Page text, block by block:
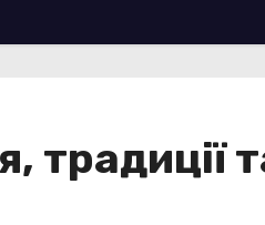
традиції